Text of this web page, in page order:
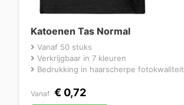
Katoenen Tas Normal
Vanaf 50 stuks
Verkrijgbaar in 7 kleuren
Bedrukking in haarscherpe fotokwaliteit
Vanaf € 0,72